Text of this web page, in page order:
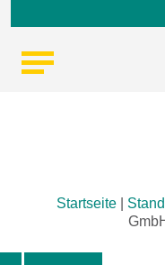
Startseite